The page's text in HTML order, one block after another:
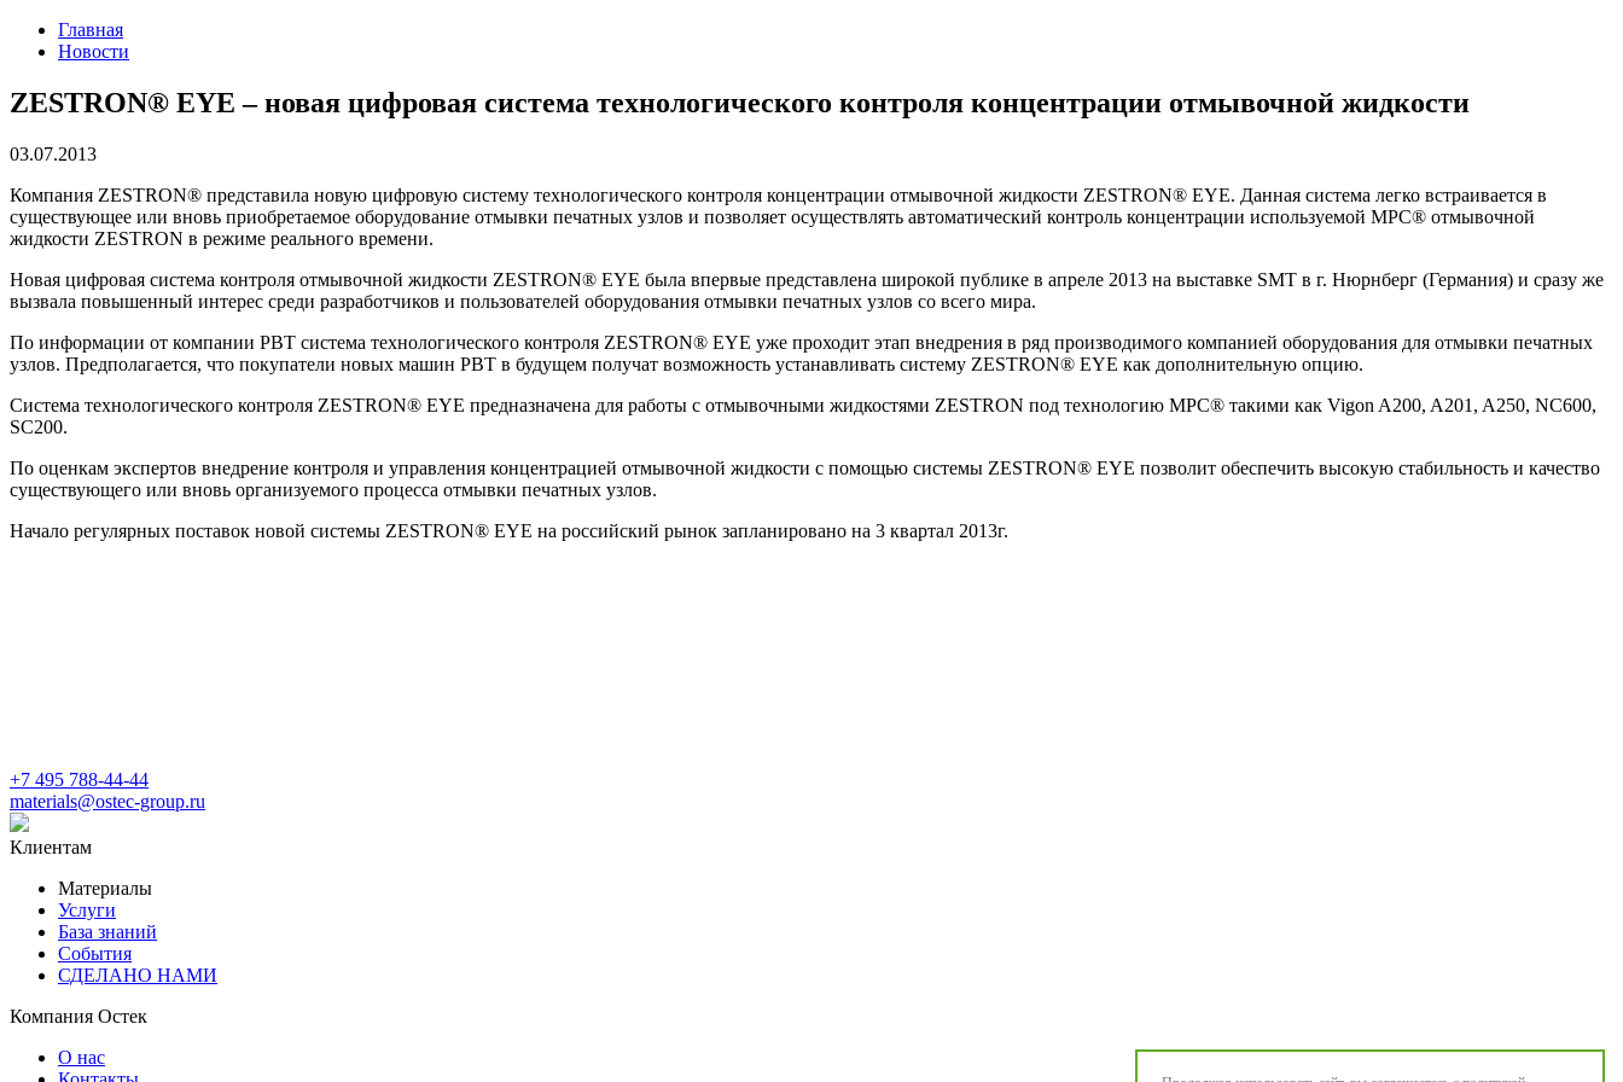
Главная
Новости
ZESTRON® EYE – новая цифровая система технологического контроля концентрации отмывочной жидкости
03.07.2013
Компания ZESTRON® представила новую цифровую систему технологического контроля концентрации отмывочной жидкости ZESTRON® EYE. Данная система легко встраивается в
существующее или вновь приобретаемое оборудование отмывки печатных узлов и позволяет осуществлять автоматический контроль концентрации используемой MPC® отмывочной
жидкости ZESTRON в режиме реального времени.
Новая цифровая система контроля отмывочной жидкости ZESTRON® EYE была впервые представлена широкой публике в апреле 2013 на выставке SMT в г. Нюрнберг (Германия) и сразу же
вызвала повышенный интерес среди разработчиков и пользователей оборудования отмывки печатных узлов со всего мира.
По информации от компании PBT система технологического контроля ZESTRON® EYE уже проходит этап внедрения в ряд производимого компанией оборудования для отмывки печатных
узлов. Предполагается, что покупатели новых машин PBT в будущем получат возможность устанавливать систему ZESTRON® EYE как дополнительную опцию.
Система технологического контроля ZESTRON® EYE предназначена для работы с отмывочными жидкостями ZESTRON под технологию MPC® такими как Vigon A200, A201, A250, NC600,
SC200.
По оценкам экспертов внедрение контроля и управления концентрацией отмывочной жидкости с помощью системы ZESTRON® EYE позволит обеспечить высокую стабильность и качество
существующего или вновь организуемого процесса отмывки печатных узлов.
Начало регулярных поставок новой системы ZESTRON® EYE на российский рынок запланировано на 3 квартал 2013г.
+7 495 788-44-44
materials@ostec-group.ru
Клиентам
Материалы
Услуги
База знаний
События
СДЕЛАНО НАМИ
Компания Остек
О нас